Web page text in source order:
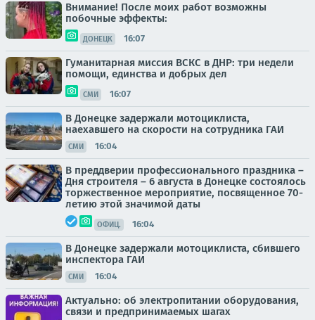
Внимание! После моих работ возможны
побочные эффекты:
ДОНЕЦК 16:07
Гуманитарная миссия ВСКС в ДНР: три недели
помощи, единства и добрых дел
СМИ 16:07
В Донецке задержали мотоциклиста,
наехавшего на скорости на сотрудника ГАИ
СМИ 16:04
В преддверии профессионального праздника –
Дня строителя – 6 августа в Донецке состоялось
торжественное мероприятие, посвященное 70-
летию этой значимой даты
ОФИЦ. 16:04
В Донецке задержали мотоциклиста, сбившего
инспектора ГАИ
СМИ 16:04
Актуально: об электропитании оборудования,
связи и предпринимаемых шагах